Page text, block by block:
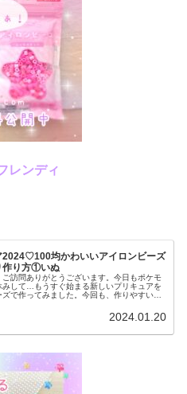
レンディ
2024♡100均かわいいアイロンビーズ
り方①いぬ
ご訪問ありがとうございます。今日もポケモ
みして…もうすぐ始まる新しいプリキュアを
で作ってみました。今回も、作りやすいサ
2024.01.20